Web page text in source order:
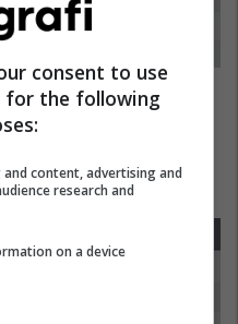
consent to use
for the following
content, advertising and
research and
on a device